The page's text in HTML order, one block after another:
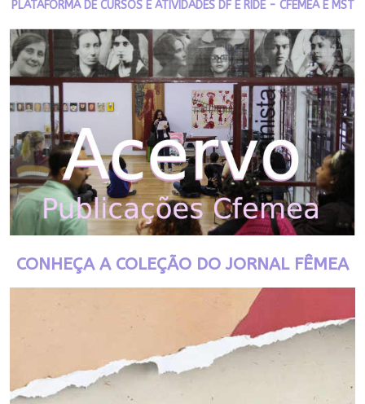
PLATAFORMA DE CURSOS E ATIVIDADES DF E RIDE - CFEMEA E MST
CONHEÇA A COLEÇÃO DO JORNAL FÊMEA